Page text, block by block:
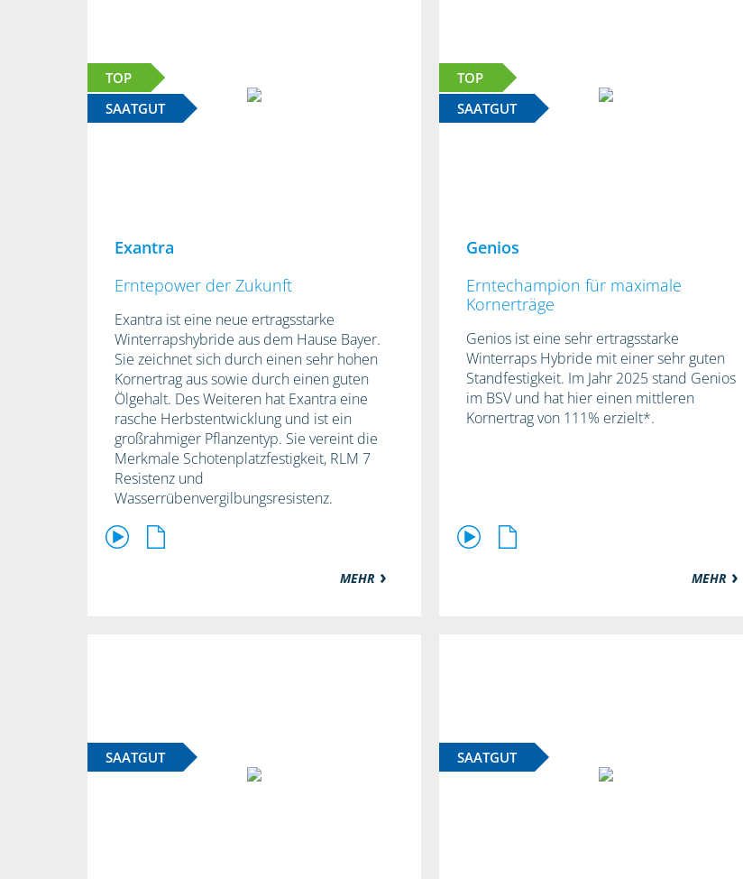
TOP
SAATGUT
Exantra
Erntepower der Zukunft
Exantra ist eine neue ertragsstarke
Winterrapshybride aus dem Hause Bayer.
Sie zeichnet sich durch einen sehr hohen
Kornertrag aus sowie durch einen guten
Ölgehalt. Des Weiteren hat Exantra eine
rasche Herbstentwicklung und ist ein
großrahmiger Pflanzentyp. Sie vereint die
Merkmale Schotenplatzfestigkeit, RLM 7
Resistenz und
Wasserrübenvergilbungsresistenz.
MEHR
TOP
SAATGUT
Genios
Erntechampion für maximale
Kornerträge
Genios ist eine sehr ertragsstarke
Winterraps Hybride mit einer sehr guten
Standfestigkeit. Im Jahr 2025 stand Genios
im BSV und hat hier einen mittleren
Kornertrag von 111% erzielt*.
MEHR
SAATGUT SAATGUT